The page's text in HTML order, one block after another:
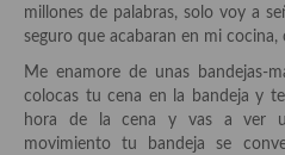
Ensaladas
Entrantes
Gazpachos, salmorejos, sopas y
millones de palabras, solo voy a
seguro que acabaran en mi
Me enamore de unas bandejas-
colocas tu cena en la bandeja y
hora de la cena y vas a ver
movimiento tu bandeja se